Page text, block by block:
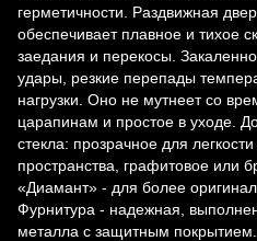
герметичности. Раздвижная
обеспечивает плавное и тихое
заедания и перекосы.
удары, резкие перепады
нагрузки. Оно не мутнеет со
царапинам и простое в уходе.
стекла: прозрачное для
пространства, графитовое или
«Диамант» - для более
Фурнитура - надежная,
металла с защитным